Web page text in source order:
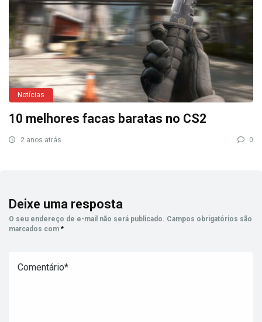
Notícias
10 melhores facas baratas no CS2
2 anos atrás 0
Deixe uma resposta
O seu endereço de e-mail não será publicado. Campos obrigatórios são
marcados com *